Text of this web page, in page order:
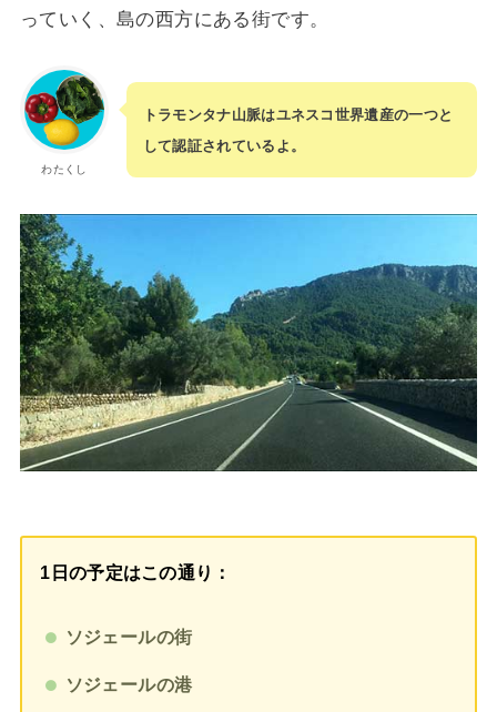
っていく、島の西方にある街です。
わたくし
トラモンタナ山脈はユネスコ世界遺産の一つと
して認証されているよ。
1日の予定はこの通り：
ソジェールの街
ソジェールの港